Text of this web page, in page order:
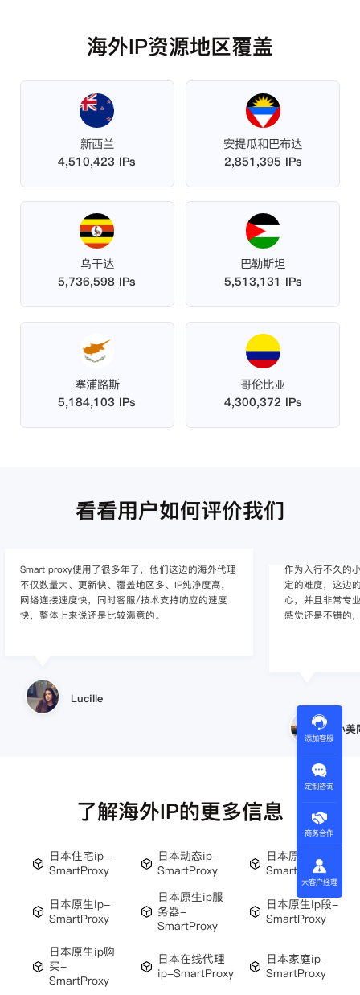
海外IP资源地区覆盖
新西兰
4,510,423 IPs
安提瓜和巴布达
2,851,395 IPs
乌干达
5,736,598 IPs
巴勒斯坦
5,513,131 IPs
塞浦路斯
5,184,103 IPs
哥伦比亚
4,300,372 IPs
看看用户如何评价我们
作为入行不久的小白，上手使用Smart proxy会有一
定的难度，这边的客服人员/技术支持人员非常有耐
心，并且非常专业，很快就上手了，使用体验整体
感觉还是不错的，非常推荐身边的同行使用。
小美同学
作为一家跨境电
上面经营着多个
着强烈的需求，
商，不是断网就
王伟
了解海外IP的更多信息
日本住宅ip-
SmartProxy
日本动态ip-
SmartProxy
日本原生态ip-
SmartProxy
日本原生ip-
SmartProxy
日本原生ip服
务器-
SmartProxy
日本原生ip段-
SmartProxy
日本原生ip购
买-
SmartProxy
日本在线代理
ip-SmartProxy
日本家庭ip-
SmartProxy
添加客服
定制咨询
商务合作
大客户经理